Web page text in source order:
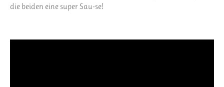
die beiden eine super Sau-se!